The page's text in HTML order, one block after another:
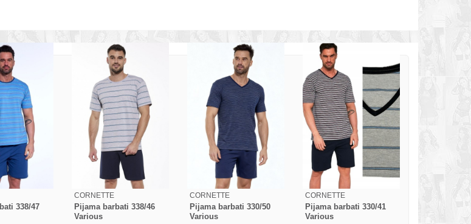
338/47
CORNETTE
Pijama barbati 338/46
Various
CORNETTE
Pijama barbati 330/50
Various
CORNETTE
Pijama barbati 330/41
Various